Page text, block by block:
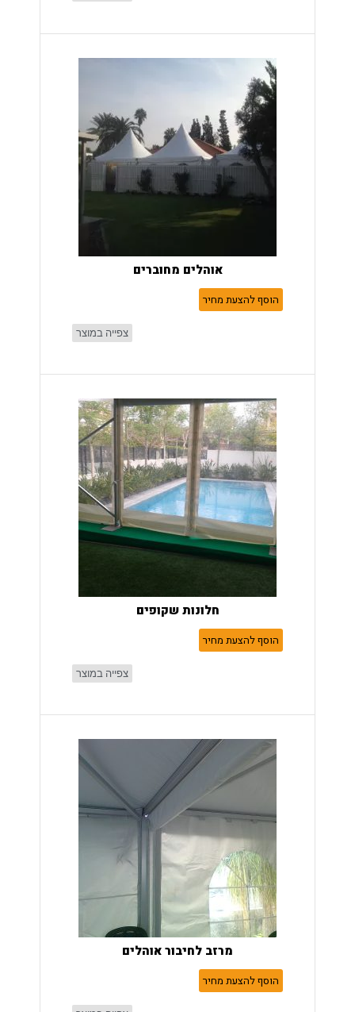
אוהלים מחוברים
הוסף להצעת מחיר
צפייה במוצר
חלונות שקופים
הוסף להצעת מחיר
צפייה במוצר
מרזב לחיבור אוהלים
הוסף להצעת מחיר